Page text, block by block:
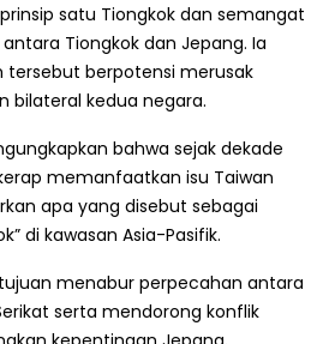
satu Tiongkok dan semangat
Tiongkok dan Jepang. Ia
berpotensi merusak
bilateral kedua negara.
bahwa sejak dekade
memanfaatkan isu Taiwan
apa yang disebut sebagai
di kawasan Asia-Pasifik.
menabur perpecahan antara
serta mendorong konflik